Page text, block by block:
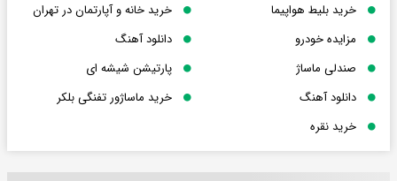
خرید بلیط هواپیما
خرید خانه و آپارتمان در تهران
مزایده خودرو
دانلود آهنگ
صندلی ماساژ
پارتیشن شیشه ای
دانلود آهنگ
خرید ماساژور تفنگی بلکر
خرید نقره